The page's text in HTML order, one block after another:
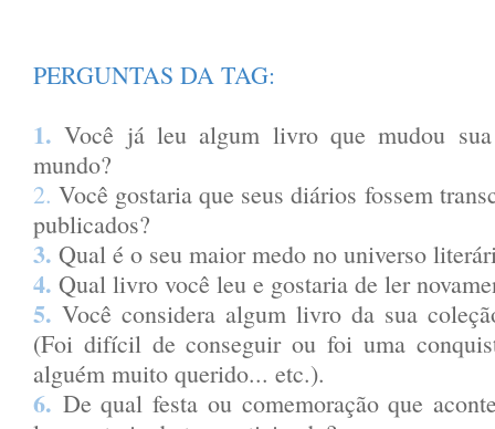
PERGUNTAS DA TAG:
1. Você já leu algum livro que mudou
mundo?
2.Você gostaria que seus diários fossem
publicados?
3. Qual é o seu maior medo no universo
4. Qual livro você leu e gostaria de ler
5. Você considera algum livro da sua
(Foi difícil de conseguir ou foi uma
alguém muito querido... etc.).
6. De qual festa ou comemoração que